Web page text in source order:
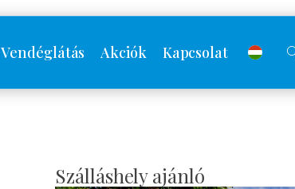
Vendéglátás Akciók Kapcsolat
Szálláshely ajánló